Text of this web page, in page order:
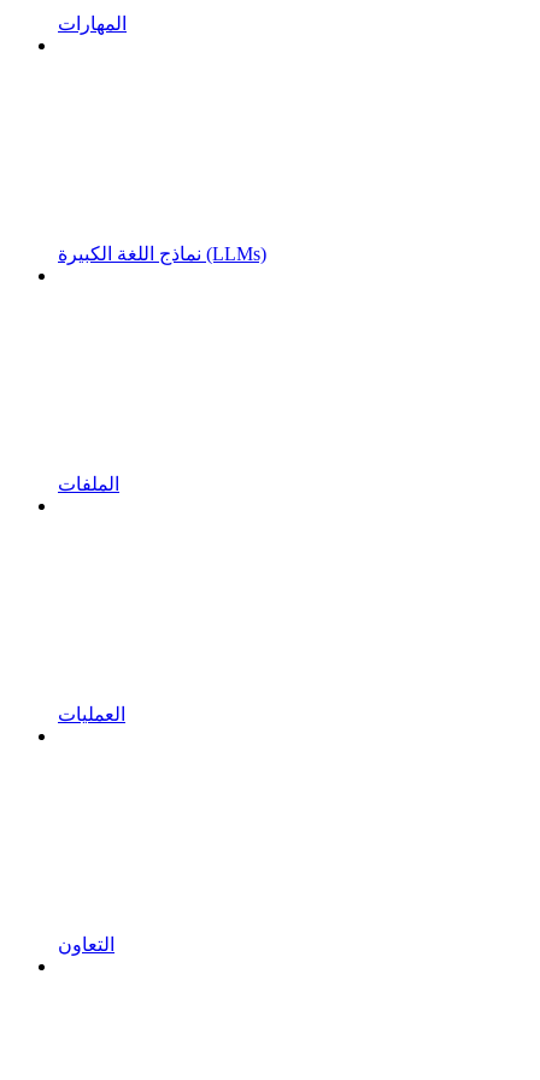
المهارات
نماذج اللغة الكبيرة (LLMs)
الملفات
العمليات
التعاون